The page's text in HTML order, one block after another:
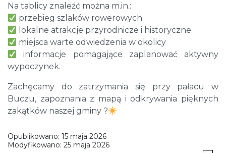
Na tablicy znaleźć można m.in.:
przebieg szlaków rowerowych
lokalne atrakcje przyrodnicze i historyczne
miejsca warte odwiedzenia w okolicy
informacje pomagające zaplanować aktywny
wypoczynek.
Zachęcamy do zatrzymania się przy pałacu w
Buczu, zapoznania z mapą i odkrywania pięknych
zakątków naszej gminy ?
Opublikowano: 15 maja 2026
Modyfikowano: 25 maja 2026